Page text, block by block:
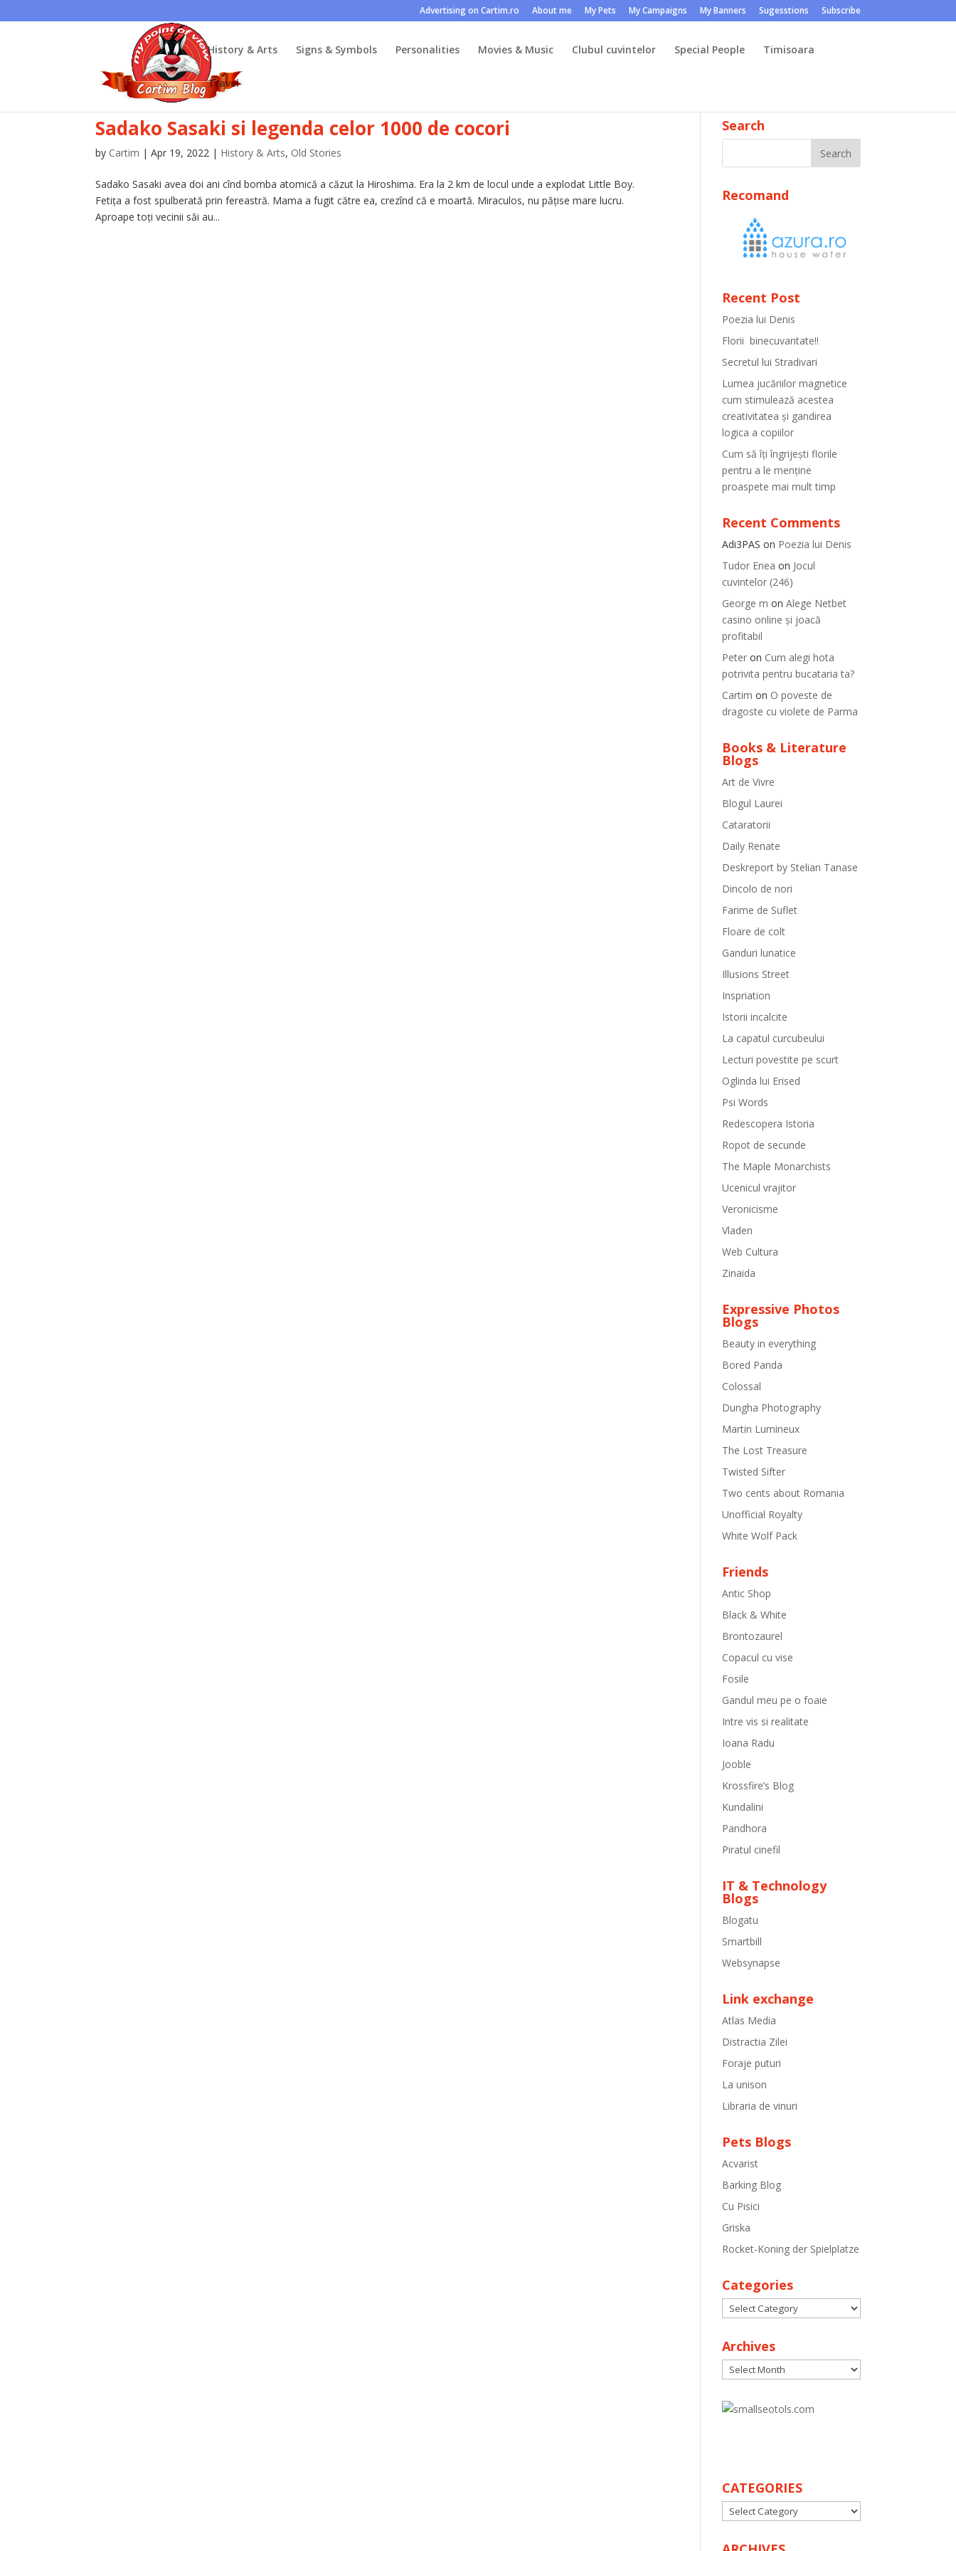
Advertising on Cartim.ro About me My Pets My Campaigns My Banners Sugesstions Subscribe
History & Arts Signs & Symbols Personalities Movies & Music Clubul cuvintelor Special People Timisoara
Travel
Sadako Sasaki si legenda celor 1000 de cocori
by Cartim |Apr 19, 2022 | History & Arts, Old Stories
Sadako Sasaki avea doi ani cînd bomba atomică a căzut la Hiroshima. Era la 2 km de locul unde a explodat Little Boy.
Fetița a fost spulberată prin fereastră. Mama a fugit către ea, crezînd că e moartă. Miraculos, nu pățise mare lucru.
Aproape toți vecinii săi au...
Search
Recomand
Recent Post
Poezia lui Denis
Florii binecuvantate!!
Secretul lui Stradivari
Lumea jucăriilor magnetice
cum stimulează acestea
creativitatea și gandirea
logica a copiilor
Cum să îți îngrijești florile
pentru a le menține
proaspete mai mult timp
Recent Comments
Adi3PAS on Poezia lui Denis
Tudor Enea on Jocul
cuvintelor (246)
George m onAlege Netbet
casino online și joacă
profitabil
Peter on Cum alegi hota
potrivita pentru bucataria ta?
Cartim on O poveste de
dragoste cu violete de Parma
Books & Literature
Blogs
Art de Vivre
Blogul Laurei
Cataratorii
Daily Renate
Deskreport by Stelian Tanase
Dincolo de nori
Farime de Suflet
Floare de colt
Ganduri lunatice
Illusions Street
Inspriation
Istorii incalcite
La capatul curcubeului
Lecturi povestite pe scurt
Oglinda lui Erised
Psi Words
Redescopera Istoria
Ropot de secunde
The Maple Monarchists
Ucenicul vrajitor
Veronicisme
Vladen
Web Cultura
Zinaida
Expressive Photos
Blogs
Beauty in everything
Bored Panda
Colossal
Dungha Photography
Martin Lumineux
The Lost Treasure
Twisted Sifter
Two cents about Romania
Unofficial Royalty
White Wolf Pack
Friends
Antic Shop
Black & White
Brontozaurel
Copacul cu vise
Fosile
Gandul meu pe o foaie
Intre vis si realitate
Ioana Radu
Jooble
Krossfire’s Blog
Kundalini
Pandhora
Piratul cinefil
IT & Technology
Blogs
Blogatu
Smartbill
Websynapse
Link exchange
Atlas Media
Distractia Zilei
Foraje puturi
La unison
Libraria de vinuri
Pets Blogs
Acvarist
Barking Blog
Cu Pisici
Griska
Rocket-Koning der Spielplatze
Categories
Categories
Archives
Archives
CATEGORIES
CATEGORIES